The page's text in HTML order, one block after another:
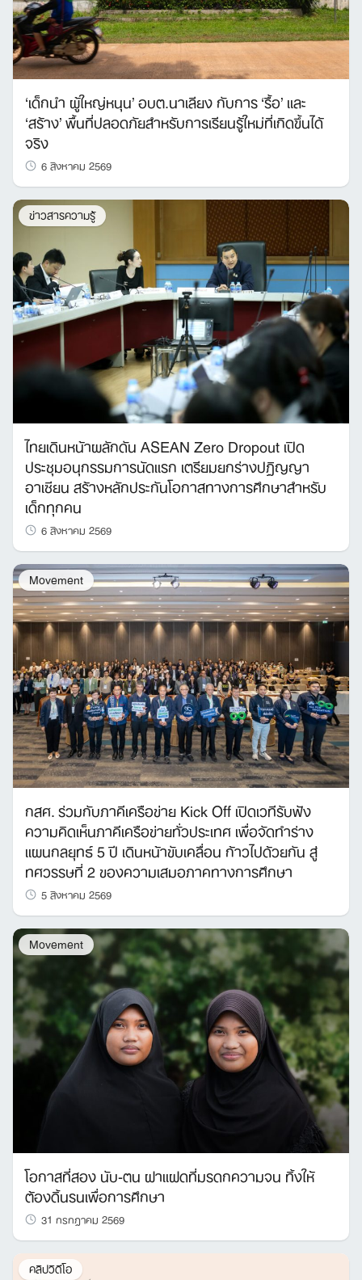
‘เด็กนำ ผู้ใหญ่หนุน’ อบต.นาเลียง กับการ ‘รื้อ’ และ
‘สร้าง’ พื้นที่ปลอดภัยสำหรับการเรียนรู้ใหม่ที่เกิดขึ้นได้
จริง
6 สิงหาคม 2569
ข่าวสารความรู้
ไทยเดินหน้าผลักดัน ASEAN Zero Dropout เปิด
ประชุมอนุกรรมการนัดแรก เตรียมยกร่างปฏิญญา
อาเซียน สร้างหลักประกันโอกาสทางการศึกษาสำหรับ
เด็กทุกคน
6 สิงหาคม 2569
Movement
กสศ. ร่วมกับภาคีเครือข่าย Kick Off เปิดเวทีรับฟัง
ความคิดเห็นภาคีเครือข่ายทั่วประเทศ เพื่อจัดทำร่าง
แผนกลยุทธ์ 5 ปี เดินหน้าขับเคลื่อน ก้าวไปด้วยกัน สู่
ทศวรรษที่ 2 ของความเสมอภาคทางการศึกษา
5 สิงหาคม 2569
Movement
โอกาสที่สอง นับ-ตน ฝาแฝดที่มรดกความจน ทิ้งให้
ต้องดิ้นรนเพื่อการศึกษา
31 กรกฎาคม 2569
คลิปวิดีโอ